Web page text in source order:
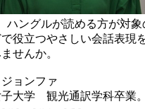
ングルが読める方が対象
役立つやさしい会話表現
せんか。
ョンファ
大学 観光通訳学科卒業